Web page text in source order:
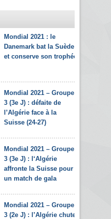
Mondial 2021 : le
Danemark bat la Suède
et conserve son trophée
Mondial 2021 – Groupe
3 (3e J) : défaite de
l’Algérie face à la
Suisse (24-27)
Mondial 2021 – Groupe
3 (3e J) : l‘Algérie
affronte la Suisse pour
un match de gala
Mondial 2021 – Groupe
3 (2e J) : l’Algérie chute